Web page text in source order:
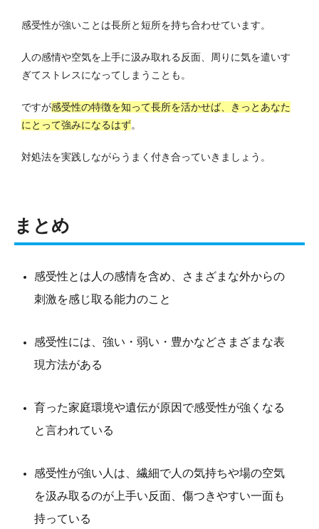
感受性が強いことは長所と短所を持ち合わせています。
人の感情や空気を上手に汲み取れる反面、周りに気を遣いす
ぎてストレスになってしまうことも。
ですが感受性の特徴を知って長所を活かせば、きっとあなた
にとって強みになるはず。
対処法を実践しながらうまく付き合っていきましょう。
まとめ
感受性とは人の感情を含め、さまざまな外からの
刺激を感じ取る能力のこと
感受性には、強い・弱い・豊かなどさまざまな表
現方法がある
育った家庭環境や遺伝が原因で感受性が強くなる
と言われている
感受性が強い人は、繊細で人の気持ちや場の空気
を汲み取るのが上手い反面、傷つきやすい一面も
持っている